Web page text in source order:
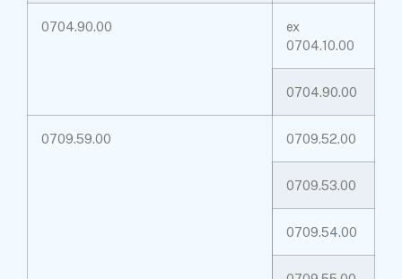
0704.90.00
ex
0704.10.00
0704.90.00
0709.59.00 0709.52.00
0709.53.00
0709.54.00